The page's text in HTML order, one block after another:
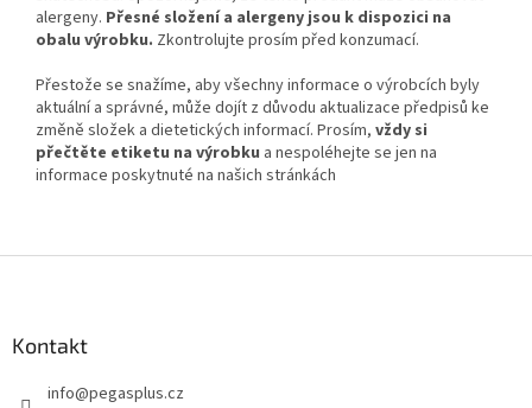
alergeny. Přesné složení a alergeny jsou k dispozici na
obalu výrobku. Zkontrolujte prosím před konzumací.
Přestože se snažíme, aby všechny informace o výrobcích byly
aktuální a správné, může dojít z důvodu aktualizace předpisů ke
změně složek a dietetických informací. Prosím, vždy si
přečtěte etiketu na výrobku a nespoléhejte se jen na
informace poskytnuté na našich stránkách
Kontakt
info@pegasplus.cz